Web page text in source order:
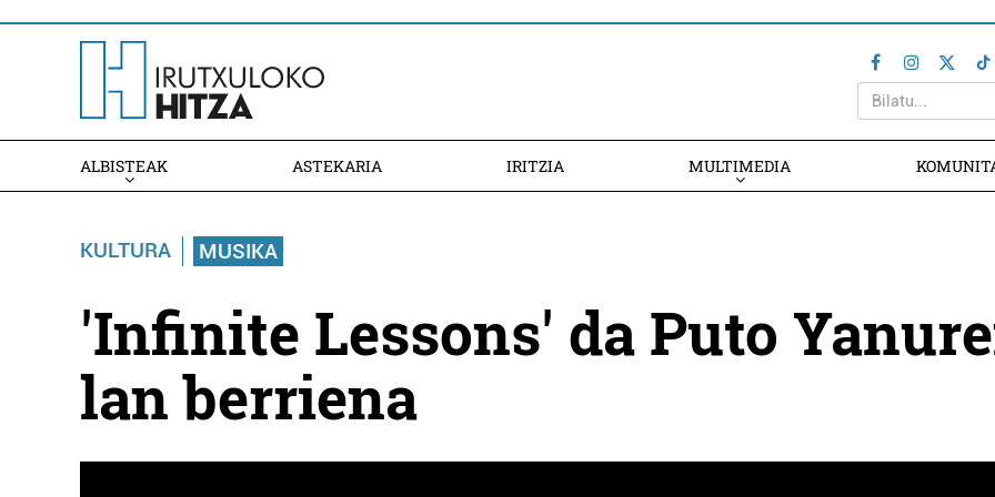
ALBISTEAK ASTEKARIA IRITZIA MULTIMEDIA
KULTURA MUSIKA
'Infinite Lessons' da Puto
lan berriena